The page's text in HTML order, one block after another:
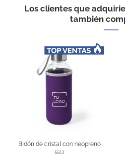
Los clientes que
también
Bidón de cristal con neopreno
5513